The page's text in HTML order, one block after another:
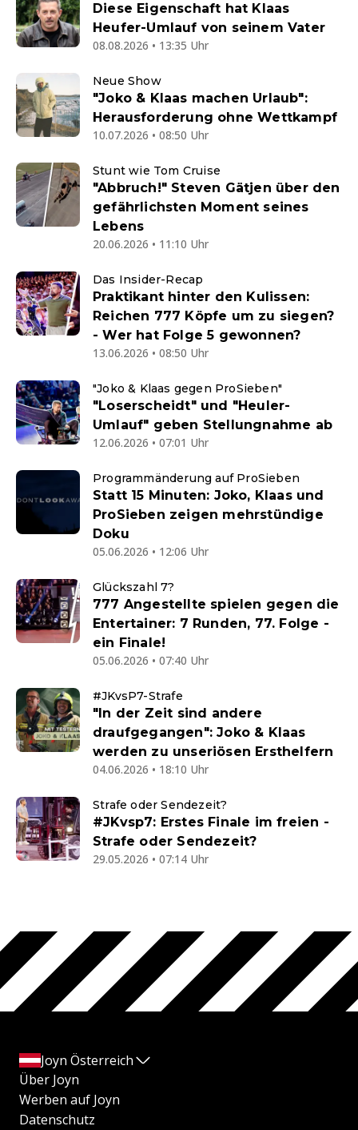
Diese Eigenschaft hat Klaas
Heufer-Umlauf von seinem Vater
08.08.2026 • 13:35 Uhr
Neue Show
"Joko & Klaas machen Urlaub":
Herausforderung ohne Wettkampf
10.07.2026 • 08:50 Uhr
Stunt wie Tom Cruise
"Abbruch!" Steven Gätjen über den
gefährlichsten Moment seines
Lebens
20.06.2026 • 11:10 Uhr
Das Insider-Recap
Praktikant hinter den Kulissen:
Reichen 777 Köpfe um zu siegen?
- Wer hat Folge 5 gewonnen?
13.06.2026 • 08:50 Uhr
"Joko & Klaas gegen ProSieben"
"Loserscheidt" und "Heuler-
Umlauf" geben Stellungnahme ab
12.06.2026 • 07:01 Uhr
Programmänderung auf ProSieben
Statt 15 Minuten: Joko, Klaas und
ProSieben zeigen mehrstündige
Doku
05.06.2026 • 12:06 Uhr
Glückszahl 7?
777 Angestellte spielen gegen die
Entertainer: 7 Runden, 77. Folge -
ein Finale!
05.06.2026 • 07:40 Uhr
#JKvsP7-Strafe
"In der Zeit sind andere
draufgegangen": Joko & Klaas
werden zu unseriösen Ersthelfern
04.06.2026 • 18:10 Uhr
Strafe oder Sendezeit?
#JKvsp7: Erstes Finale im freien -
Strafe oder Sendezeit?
29.05.2026 • 07:14 Uhr
Joyn Österreich
Über Joyn
Werben auf Joyn
Datenschutz